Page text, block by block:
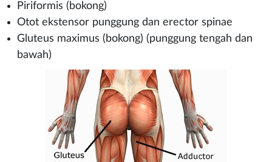
Piriformis (bokong)
Otot ekstensor punggung dan erector spinae
Gluteus maximus (bokong) (punggung tengah dan
bawah)